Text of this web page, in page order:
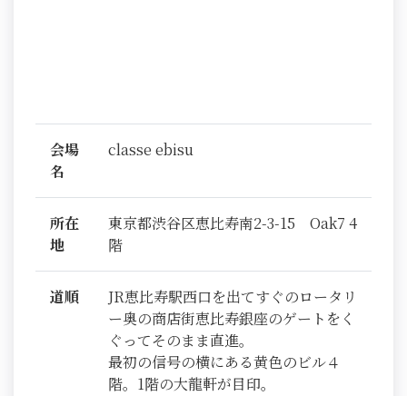
会場
名
classe ebisu
所在
地
東京都渋谷区恵比寿南2-3-15 Oak7 4
階
道順
JR恵比寿駅西口を出てすぐのロータリ
ー奥の商店街恵比寿銀座のゲートをく
ぐってそのまま直進。
最初の信号の横にある黄色のビル４
階。1階の大龍軒が目印。